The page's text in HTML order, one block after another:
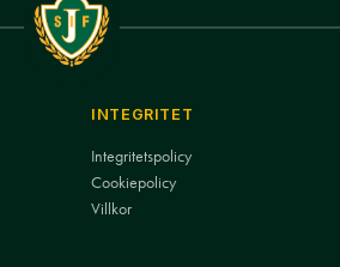
INTEGRITET
Integritetspolicy
Cookiepolicy
Villkor